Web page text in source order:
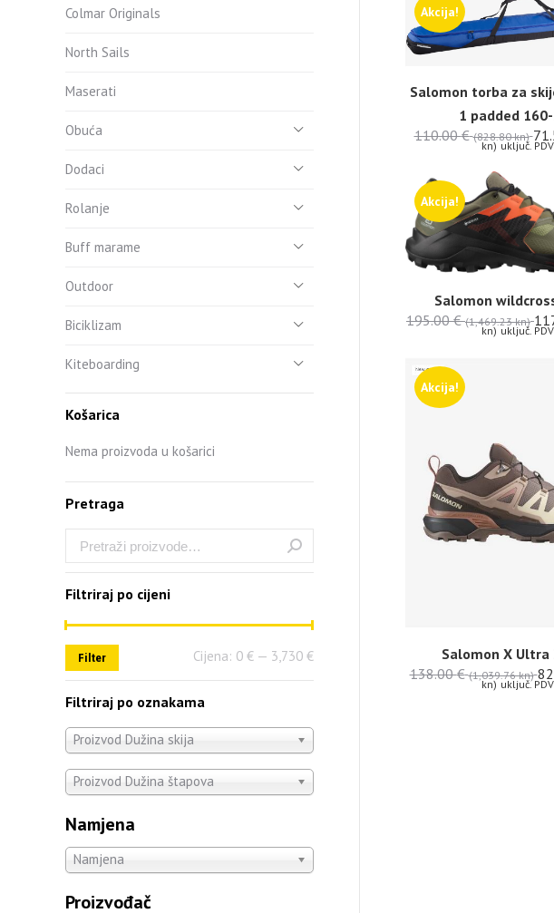
Akcija!
Salomon torba za
1 padded
110.00€ (828.80 kn)
kn) uključ. PDV
Akcija!
Salomon
195.00€ (1,469.23 kn)
kn) uključ. PDV
Akcija!
Salomon X Ultra
138.00€ (1,039.76 kn)
kn) uključ. PDV
Colmar Originals
North Sails
Maserati
Obuća
Dodaci
Rolanje
Buff marame
Outdoor
Biciklizam
Kiteboarding
Košarica
Nema proizvoda u košarici
Pretraga
Filtriraj po cijeni
Filter Cijena: 0 € — 3,730 €
Filtriraj po oznakama
Proizvod Dužina skija
Proizvod Dužina štapova
Namjena
Namjena
Proizvođač